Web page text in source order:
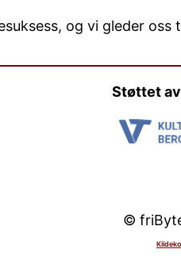
og vi gleder oss
Støttet av
©